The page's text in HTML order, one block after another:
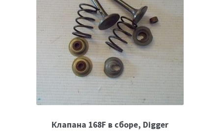
Клапана 168F в сборе, Digger